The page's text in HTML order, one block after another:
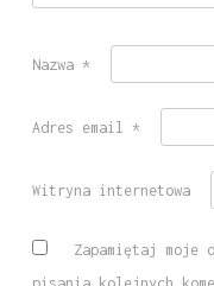
Nazwa *
Adres email *
Witryna internetowa
Zapamiętaj moje